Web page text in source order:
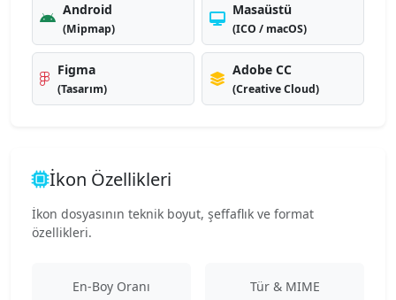
Android
(Mipmap)
Masaüstü
(ICO / macOS)
Figma
(Tasarım)
Adobe CC
(Creative Cloud)
İkon Özellikleri
İkon dosyasının teknik boyut, şeffaflık ve format
özellikleri.
En-Boy Oranı Tür & MIME